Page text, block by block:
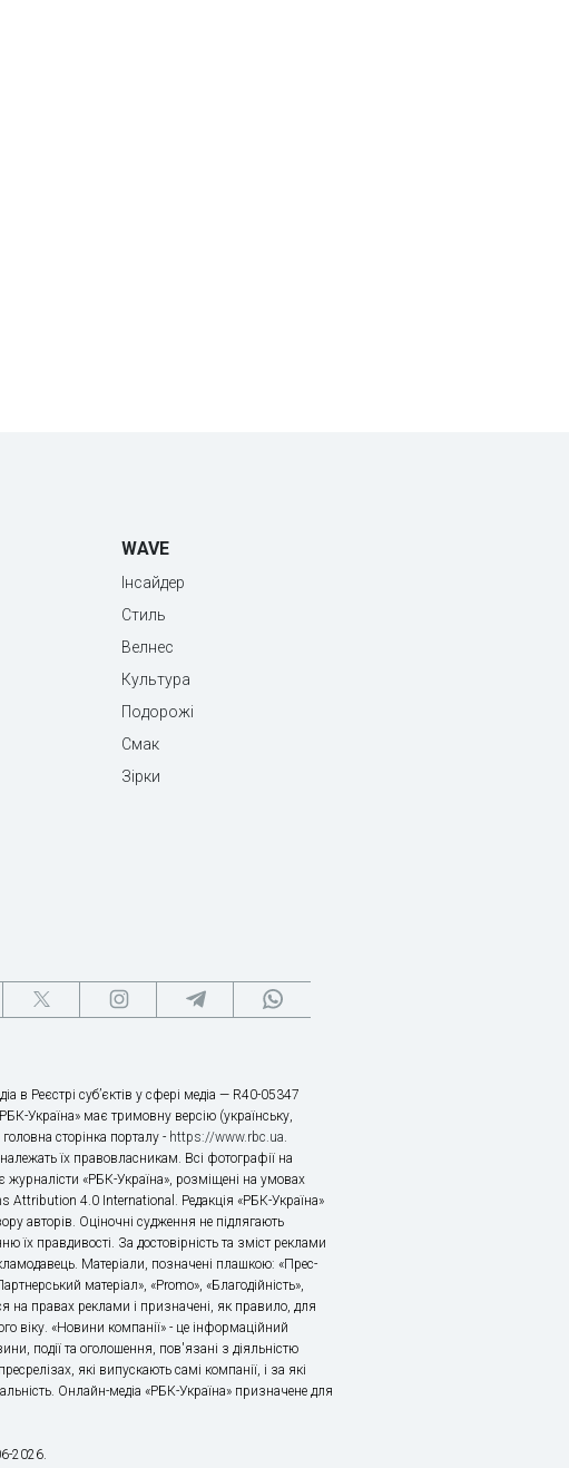
WAVE
Інсайдер
Стиль
Велнес
Культура
Подорожі
Смак
Зірки
в Реєстрі суб’єктів у сфері медіа — R40-05347
Україна» має тримовну версію (українську,
головна сторінка порталу - https://www.rbc.ua.
їх правовласникам. Всі фотографії на
журналісти «РБК-Україна», розміщені на умовах
Attribution 4.0 International. Редакція «РБК-Україна»
авторів. Оціночні судження не підлягають
їх правдивості. За достовірність та зміст реклами
Матеріали, позначені плашкою: «Прес-
матеріал», «Promo», «Благодійність»,
на правах реклами і призначені, як правило, для
віку. «Новини компанії» - це інформаційний
події та оголошення, пов'язані з діяльністю
які випускають самі компанії, і за які
Онлайн-медіа «РБК-Україна» призначене для
2026.